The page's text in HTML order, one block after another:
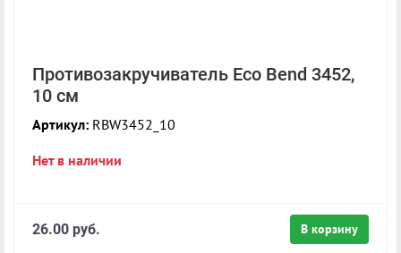
Противозакручиватель Eco Bend 3452,
10 см
Артикул: RBW3452_10
Нет в наличии
В корзину
26.00 руб.